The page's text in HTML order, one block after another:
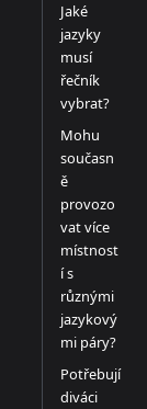
Jaké
jazyky
musí
řečník
vybrat?
Mohu
současn
ě
provozo
vat více
místnost
í s
různými
jazykový
mi páry?
Potřebují
diváci